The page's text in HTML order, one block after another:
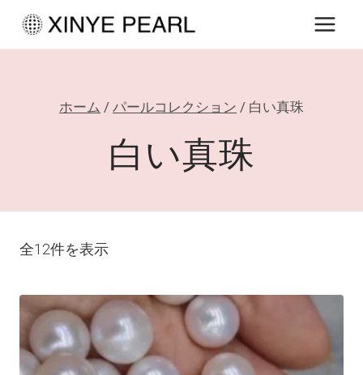
ホーム / パールコレクション / 白い真珠
白い真珠
全12件を表示